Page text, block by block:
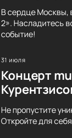
В сердце Москвы,
2». Насладитесь
событие!
31 июля
Концерт
Не пропустите
Откройте для